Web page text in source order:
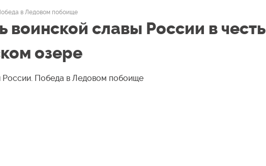
в Ледовом побоище
воинской славы России в честь
озере
России. Победа в Ледовом побоище